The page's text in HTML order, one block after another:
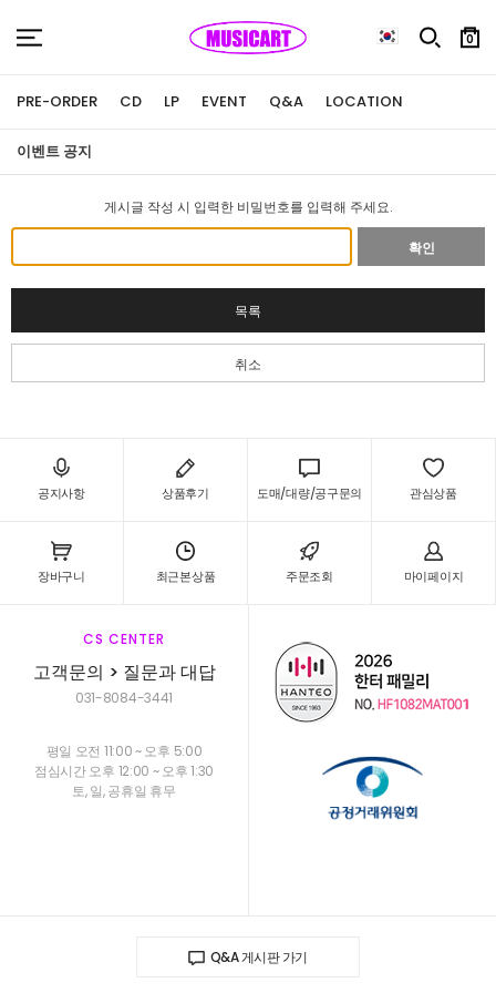
0
PRE-ORDER CD LP EVENT Q&A LOCATION
이벤트 공지
게시글 작성 시 입력한 비밀번호를 입력해 주세요.
확인
목록
취소
공지사항 상품후기 도매/대량/공구문의 관심상품
장바구니 최근본상품 주문조회 마이페이지
CS CENTER
고객문의 > 질문과 대답
031-8084-3441
평일 오전 11:00 ~ 오후 5:00
점심시간 오후 12:00 ~ 오후 1:30
토, 일, 공휴일 휴무
Q&A 게시판 가기